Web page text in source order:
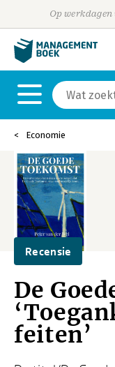
Op
Economie
Recensie
De
feiten’